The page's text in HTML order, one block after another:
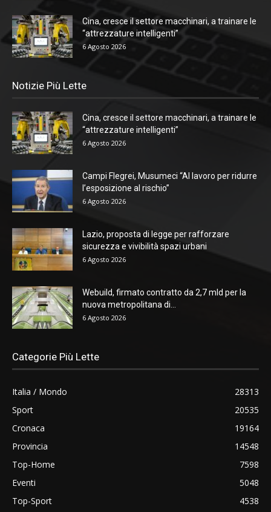
Cina, cresce il settore macchinari, a trainare le
“attrezzature intelligenti”
6 Agosto 2026
Notizie Più Lette
Cina, cresce il settore macchinari, a trainare le
“attrezzature intelligenti”
6 Agosto 2026
Campi Flegrei, Musumeci “Al lavoro per ridurre
l’esposizione al rischio”
6 Agosto 2026
Lazio, proposta di legge per rafforzare
sicurezza e vivibilità spazi urbani
6 Agosto 2026
Webuild, firmato contratto da 2,7 mld per la
nuova metropolitana di...
6 Agosto 2026
Categorie Più Lette
Italia / Mondo
28313
Sport
20535
Cronaca
19164
Provincia
14548
Top-Home
7598
Eventi
5048
Top-Sport
4538